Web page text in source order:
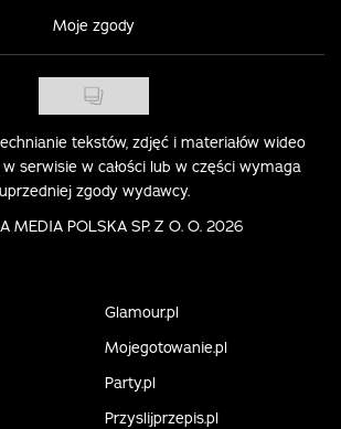
Moje zgody
tekstów, zdjęć i materiałów wideo
serwisie w całości lub w części wymaga
uprzedniej zgody wydawcy.
MEDIA POLSKA SP. Z O. O. 2026
Glamour.pl
Mojegotowanie.pl
Party.pl
Przyslijprzepis.pl